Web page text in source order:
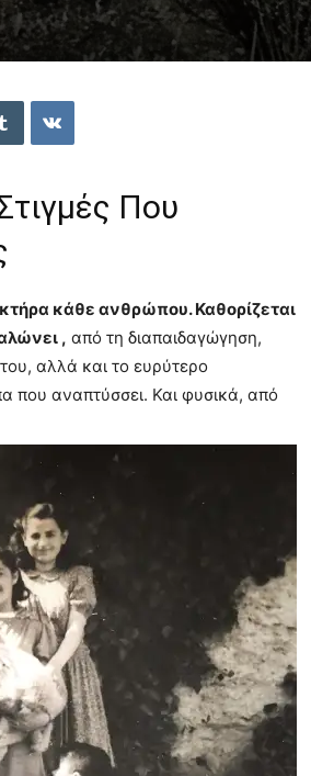
Που
κάθε ανθρώπου. Καθορίζεται
, από τη διαπαιδαγώγηση,
αλλά και το ευρύτερο
που αναπτύσσει. Και φυσικά, από